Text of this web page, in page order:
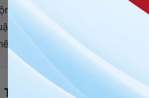
ra và giữ yên tư thế này
này có thể thực hiện đối với
sát cạnh giường và phần đầu
Vấn